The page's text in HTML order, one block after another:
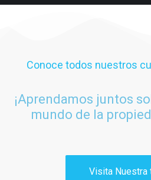
Conoce todos nuestros
¡Aprendamos juntos
mundo de la
Visita Nuestra